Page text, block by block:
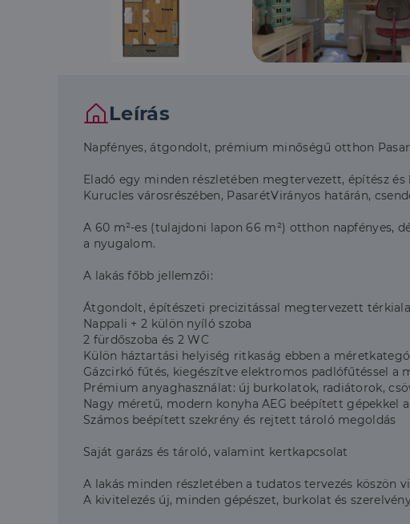
Leírás
Napfényes, átgondolt, prémium minőségű otthon
Eladó egy minden részletében megtervezett, építész
Kurucles városrészében, PasarétVirányos határán,
A 60 m²-es (tulajdoni lapon 66 m²) otthon napfényes,
a nyugalom.
A lakás főbb jellemzői:
Átgondolt, építészeti precizitással megtervezett
Nappali + 2 külön nyíló szoba
2 fürdőszoba és 2 WC
Külön háztartási helyiség ritkaság ebben a
Gázcirkó fűtés, kiegészítve elektromos padlófűtéssel a
Prémium anyaghasználat: új burkolatok, radiátorok,
Nagy méretű, modern konyha AEG beépített gépekkel
Számos beépített szekrény és rejtett tároló megoldás
Saját garázs és tároló, valamint kertkapcsolat
A lakás minden részletében a tudatos tervezés köszön
A kivitelezés új, minden gépészet, burkolat és